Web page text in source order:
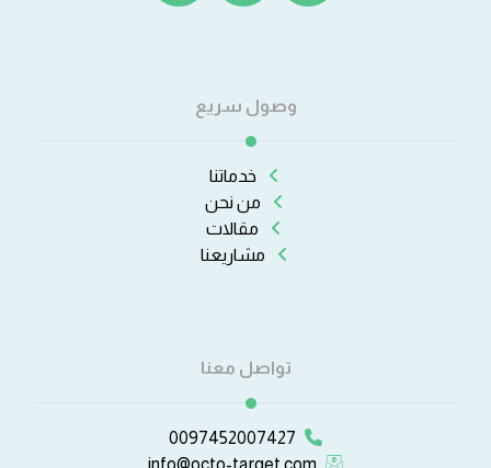
وصول سريع
خدماتنا
من نحن
مقالات
مشاريعنا
تواصل معنا
0097452007427
info@octo-target.com